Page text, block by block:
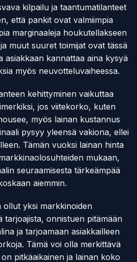
kilpailu ja taantumatilanteet
että pankit ovat valmiimpia
marginaaleja houkutellakseen
muut suuret toimijat ovat tässä
asiakkaan kannattaa aina kysyä
myös neuvotteluvaiheessa.
kehittyminen vaikuttaa
jos viitekorko, kuten
myös lainan kustannus
pysyy yleensä vakiona, ellei
Tämän vuoksi lainan hinta
mukaan,
seuraamisesta tärkeämpää
aiemmin.
ollut yksi markkinoiden
tarjoajista, onnistuen pitämään
ja tarjoamaan asiakkailleen
Tämä voi olla merkittävä
pitkäaikainen ja lainan koko